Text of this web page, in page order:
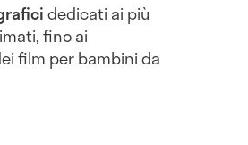
dedicati ai più
fino ai
film per bambini da